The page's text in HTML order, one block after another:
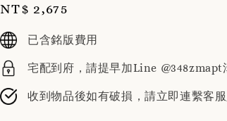
Regular
price
NT$ 2,675
已含銘版費用
宅配到府，請提早加Line @348zmapt
收到物品後如有破損，請立即連繫客